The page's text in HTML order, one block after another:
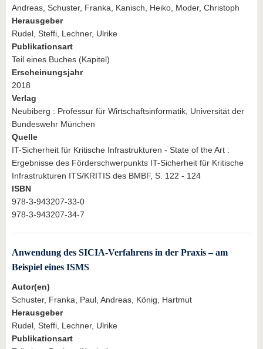
Andreas, Schuster, Franka, Kanisch, Heiko, Moder, Christoph
Herausgeber
Rudel, Steffi, Lechner, Ulrike
Publikationsart
Teil eines Buches (Kapitel)
Erscheinungsjahr
2018
Verlag
Neubiberg : Professur für Wirtschaftsinformatik, Universität der
Bundeswehr München
Quelle
IT-Sicherheit für Kritische Infrastrukturen - State of the Art :
Ergebnisse des Förderschwerpunkts IT-Sicherheit für Kritische
Infrastrukturen ITS/KRITIS des BMBF, S. 122 - 124
ISBN
978-3-943207-33-0
978-3-943207-34-7
Anwendung des SICIA-Verfahrens in der Praxis – am
Beispiel eines ISMS
Autor(en)
Schuster, Franka, Paul, Andreas, König, Hartmut
Herausgeber
Rudel, Steffi, Lechner, Ulrike
Publikationsart